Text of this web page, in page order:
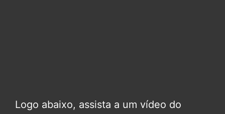
Logo abaixo, assista a um vídeo do